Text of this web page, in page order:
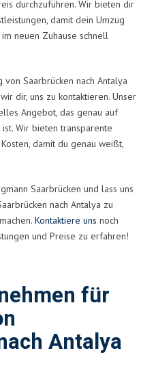
durchzuführen. Wir bieten dir
damit dein Umzug
neuen Zuhause schnell
Saarbrücken nach Antalya
dir, uns zu kontaktieren. Unser
Angebot, das genau auf
Wir bieten transparente
damit du genau weißt,
Saarbrücken und lass uns
nach Antalya zu
Kontaktiere uns noch
und Preise zu erfahren!
für
Antalya